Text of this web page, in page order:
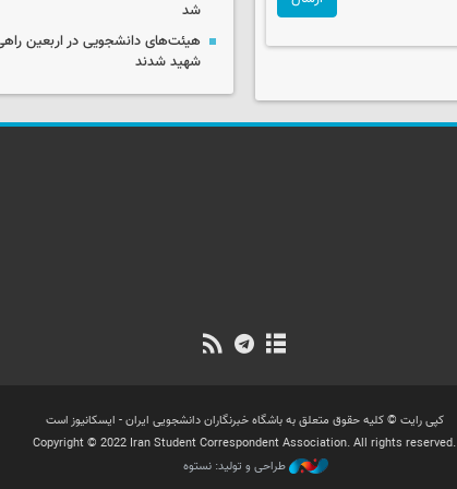
شد
هیئت‌های دانشجویی در اربعین
شهید شدند
کپی رایت © کلیه حقوق متعلق به باشگاه خبرنگاران دانشجویی ایران - ایسکانیوز است
Copyright © 2022 Iran Student Correspondent Association. All rights reserved.
طراحی و تولید: نستوه